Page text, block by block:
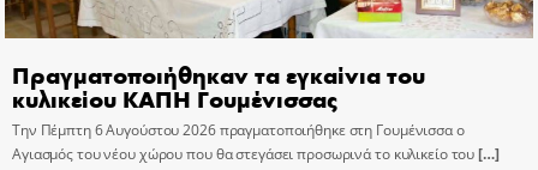
Πραγματοποιήθηκαν τα εγκαίνια του
κυλικείου ΚΑΠΗ Γουμένισσας
Την Πέμπτη 6 Αυγούστου 2026 πραγματοποιήθηκε στη Γουμένισσα ο
Αγιασμός του νέου χώρου που θα στεγάσει προσωρινά το κυλικείο του[…]